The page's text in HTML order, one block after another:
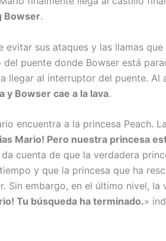
Bowser.
evitar sus ataques y las llamas que
puente donde Bowser está
llegar al interruptor del puente. Al
y Bowser cae a la lava.
encuentra a la princesa Peach.
Mario! Pero nuestra princesa
cuenta de que la verdadera
y que la princesa que ha
Sin embargo, en el último nivel, la
Tu búsqueda ha terminado.»